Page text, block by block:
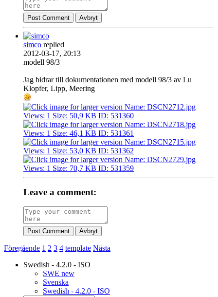
Post Comment Avbryt
simco replied
2012-03-17, 20:13
modell 98/3
Jag bidrar till dokumentationen med modell 98/3 av Lu
Klopfer, Lipp, Meering
Leave a comment:
Post Comment Avbryt
Föregående 1 2 3 4 template Nästa
Swedish - 4.2.0 - ISO
SWE new
Svenska
Swedish - 4.2.0 - ISO